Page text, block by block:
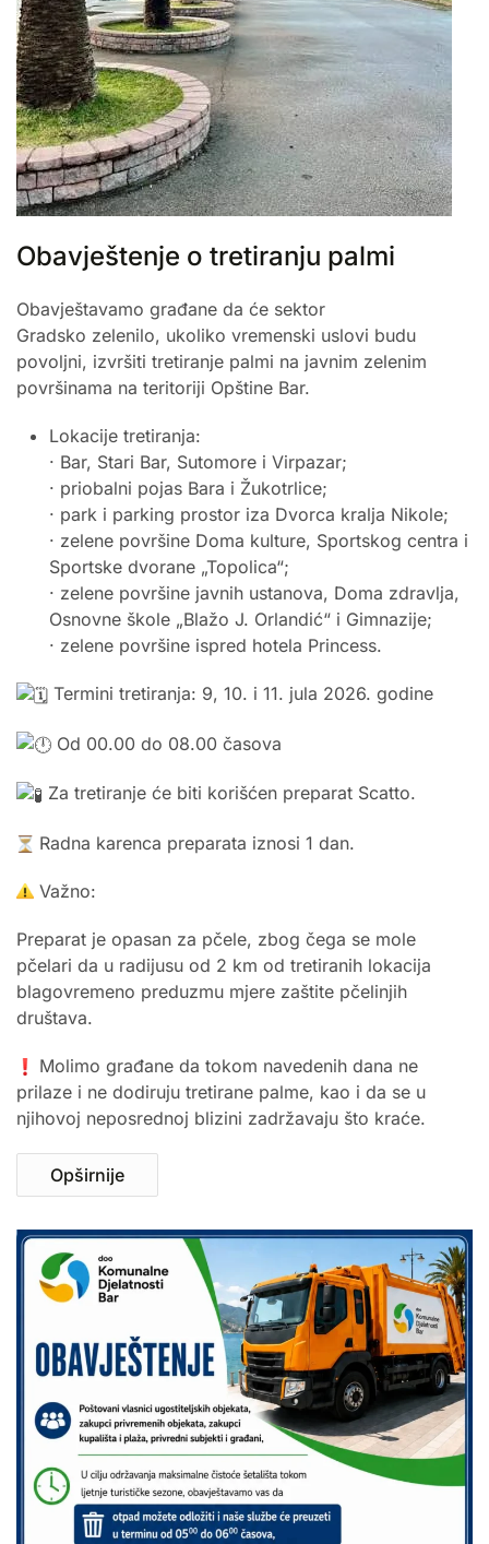
Obavještenje o tretiranju palmi
Obavještavamo građane da će sektor
Gradsko zelenilo, ukoliko vremenski uslovi budu
povoljni, izvršiti tretiranje palmi na javnim zelenim
površinama na teritoriji Opštine Bar.
Lokacije tretiranja:
· Bar, Stari Bar, Sutomore i Virpazar;
· priobalni pojas Bara i Žukotrlice;
· park i parking prostor iza Dvorca kralja Nikole;
· zelene površine Doma kulture, Sportskog centra i
Sportske dvorane „Topolica“;
· zelene površine javnih ustanova, Doma zdravlja,
Osnovne škole „Blažo J. Orlandić“ i Gimnazije;
· zelene površine ispred hotela Princess.
Termini tretiranja: 9, 10. i 11. jula 2026. godine
Od 00.00 do 08.00 časova
Za tretiranje će biti korišćen preparat Scatto.
Radna karenca preparata iznosi 1 dan.
Važno:
Preparat je opasan za pčele, zbog čega se mole
pčelari da u radijusu od 2 km od tretiranih lokacija
blagovremeno preduzmu mjere zaštite pčelinjih
društava.
Molimo građane da tokom navedenih dana ne
prilaze i ne dodiruju tretirane palme, kao i da se u
njihovoj neposrednoj blizini zadržavaju što kraće.
Opširnije